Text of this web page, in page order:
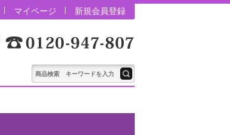
マイページ 新規会員登録